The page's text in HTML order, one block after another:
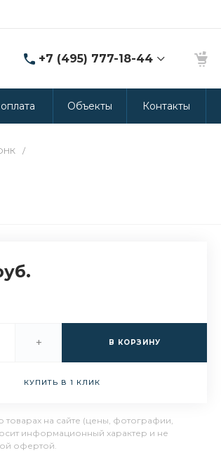
+7 (495) 777-18-44
8 (986) 314-94-49
Промышленная 15
Объекты Контакты
/
+ В КОРЗИНУ
КУПИТЬ В 1 КЛИК
на сайте (цены, фотографии,
информационный характер и не
офертой.